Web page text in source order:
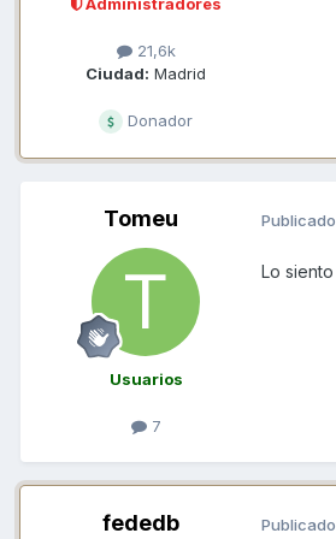
21,6k
Ciudad: Madrid
Donador
Tomeu
Usuarios
7
Publicado
Lo
fededb Publicado